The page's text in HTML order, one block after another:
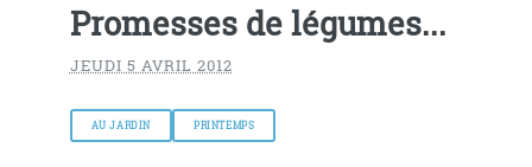
Promesses de légumes...
JEUDI 5 AVRIL 2012
AU JARDIN PRINTEMPS